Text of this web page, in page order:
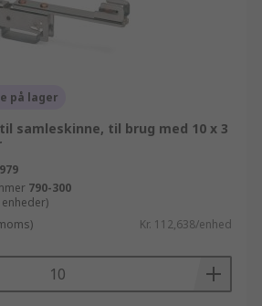
på lager
til samleskinne, til brug med 10 x 3
790-300
Kr. 112,638/enhed